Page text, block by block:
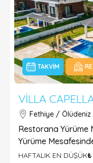
TAKVIM
VILLA
Fethiye / Ölüdeniz
Restorana Yürüme
Yürüme
HAFTALIK EN DÜŞÜK